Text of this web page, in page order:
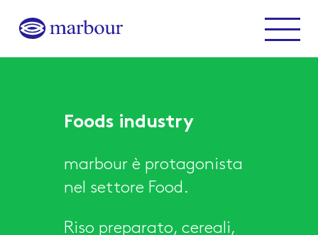
Marbour
Menu
Foods industry
marbour è protagonista
nel settore Food.
Riso preparato, cereali,